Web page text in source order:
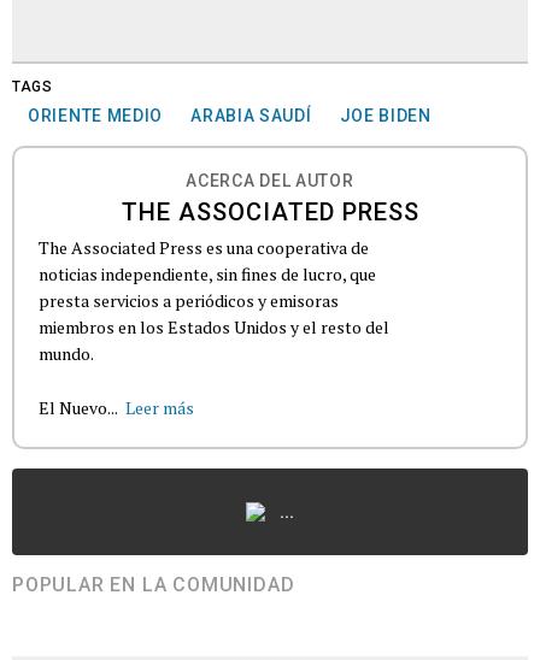
TAGS
ORIENTE MEDIO ARABIA SAUDÍ JOE BIDEN
ACERCA DEL AUTOR
THE ASSOCIATED PRESS
The Associated Press es una cooperativa de
noticias independiente, sin fines de lucro, que
presta servicios a periódicos y emisoras
miembros en los Estados Unidos y el resto del
mundo.
El Nuevo... Leer más
...
POPULAR EN LA COMUNIDAD